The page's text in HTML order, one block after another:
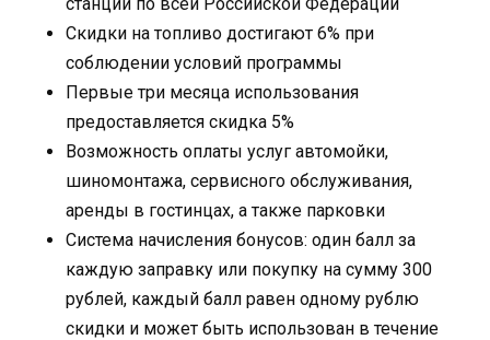
Скидки на топливо достигают 6% при
соблюдении условий программы
Первые три месяца использования
предоставляется скидка 5%
Возможность оплаты услуг автомойки,
шиномонтажа, сервисного обслуживания,
аренды в гостинцах, а также парковки
Система начисления бонусов: один балл за
каждую заправку или покупку на сумму 300
рублей, каждый балл равен одному рублю
скидки и может быть использован в течение